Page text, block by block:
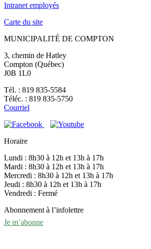
Intranet employés
Carte du site
MUNICIPALITÉ DE COMPTON
3, chemin de Hatley
Compton (Québec)
J0B 1L0
Tél. : 819 835-5584
Téléc. : 819 835-5750
Courriel
Horaire
Lundi : 8h30 à 12h et 13h à 17h
Mardi : 8h30 à 12h et 13h à 17h
Mercredi : 8h30 à 12h et 13h à 17h
Jeudi : 8h30 à 12h et 13h à 17h
Vendredi : Fermé
Abonnement à l’infolettre
Je m’abonne